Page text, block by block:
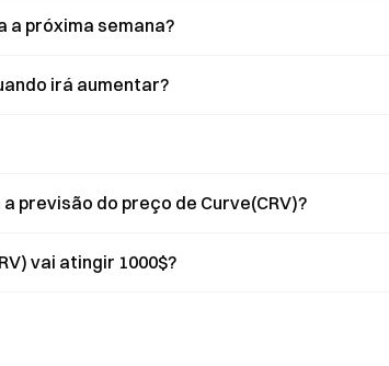
a próxima semana?
irá aumentar?
previsão do preço de Curve(CRV)?
vai atingir 1000$?